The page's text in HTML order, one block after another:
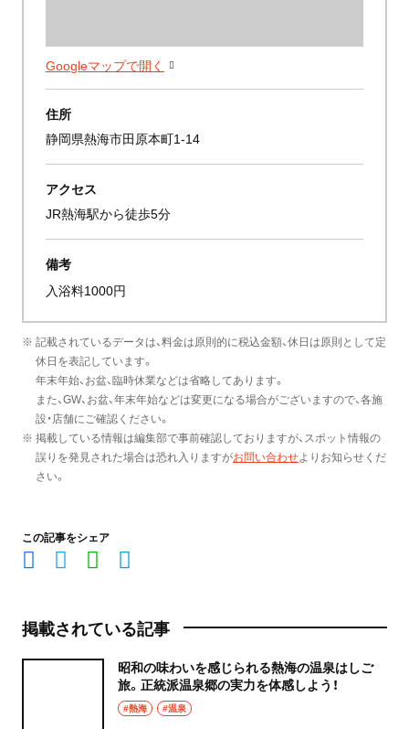
Googleマップで開く
住所
静岡県熱海市田原本町1-14
アクセス
JR熱海駅から徒歩5分
備考
入浴料1000円
※ 記載されているデータは、料金は原則的に税込金額、休日は原則として定
休日を表記しています。
年末年始、お盆、臨時休業などは省略してあります。
また、GW、お盆、年末年始などは変更になる場合がございますので、各施
設・店舗にご確認ください。
※ 掲載している情報は編集部で事前確認しておりますが、スポット情報の
誤りを発見された場合は恐れ入りますがお問い合わせよりお知らせくだ
さい。
この記事をシェア
掲載されている記事
昭和の味わいを感じられる熱海の温泉はしご
旅。正統派温泉郷の実力を体感しよう！
#熱海 #温泉